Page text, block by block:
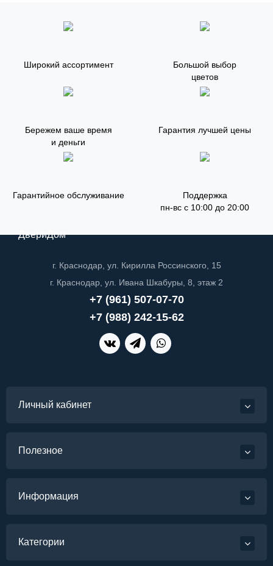
Широкий ассортимент
Большой выбор
цветов
Бережем ваше время
и деньги
Гарантия лучшей цены
Гарантийное обслуживание
Поддержка
пн-вс с 10:00 до 20:00
ДвериДом
г. Краснодар, ул. Кирилла Россинского, 15
г. Краснодар, ул. Ивана Шкабуры, 8, этаж 2
+7 (961) 507-07-70
+7 (988) 242-15-62
Личный кабинет
Полезное
Информация
Категории